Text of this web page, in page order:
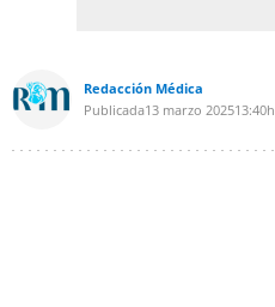
Redacción Médica
Publicada13 marzo 202513:40h